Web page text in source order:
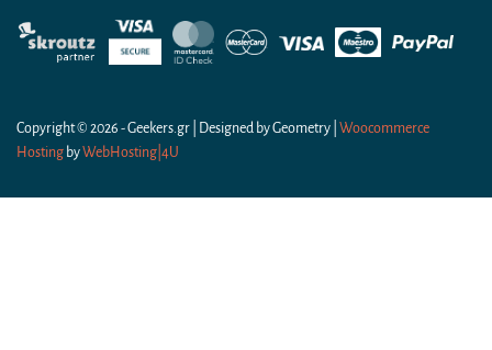
Copyright © 2026 - Geekers.gr | Designed byGeometry Woocommerce
Hosting byWebHosting|4U